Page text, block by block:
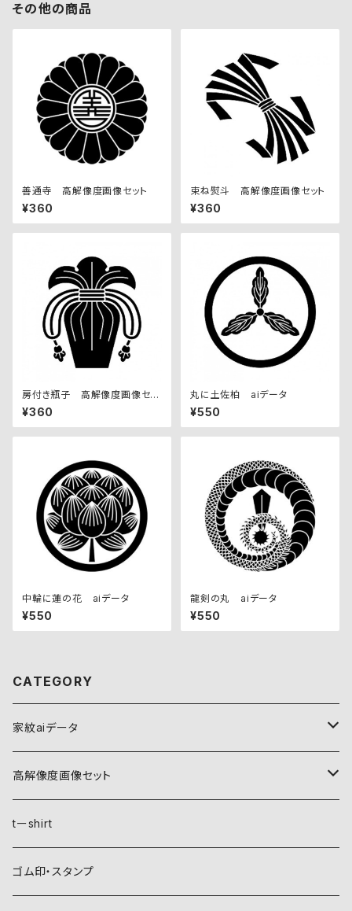
その他の商品
善通寺 高解像度画像セット
¥360
束ね熨斗 高解像度画像セット
¥360
房付き瓶子 高解像度画像セッ
ト
¥360
丸に土佐柏 aiデータ
¥550
中輪に蓮の花 aiデータ
¥550
龍剣の丸 aiデータ
¥550
CATEGORY
家紋aiデータ
自然紋
稲妻
霞
植物紋
葵
動物紋
高解像度画像セット
自然紋
稲妻
植物紋
tーshirt
ゴム印・スタンプ